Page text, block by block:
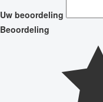
Uw beoordeling
Beoordeling